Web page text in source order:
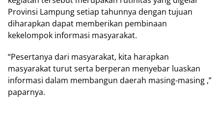
Provinsi Lampung setiap tahunnya dengan tujuan
diharapkan dapat memberikan pembinaan
kekelompok informasi masyarakat.
“Pesertanya dari masyarakat, kita harapkan
masyarakat turut serta berperan menyebar luaskan
informasi dalam membangun daerah masing-masing ,”
paparnya.